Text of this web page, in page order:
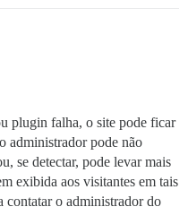
plugin falha, o site pode ficar
administrador pode não
se detectar, pode levar mais
exibida aos visitantes em tais
contatar o administrador do